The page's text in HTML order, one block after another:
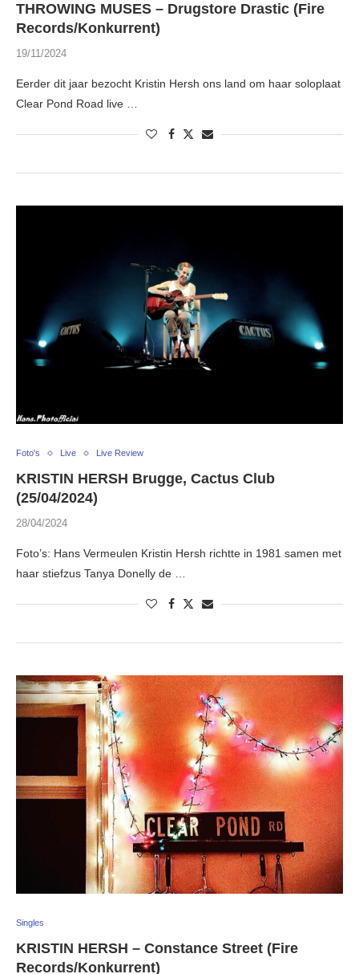
THROWING MUSES – Drugstore Drastic (Fire
Records/Konkurrent)
19/11/2024
Eerder dit jaar bezocht Kristin Hersh ons land om haar soloplaat
Clear Pond Road live …
Foto's Live Live Review
KRISTIN HERSH Brugge, Cactus Club
(25/04/2024)
28/04/2024
Foto’s: Hans Vermeulen Kristin Hersh richtte in 1981 samen met
haar stiefzus Tanya Donelly de …
Singles
KRISTIN HERSH – Constance Street (Fire
Records/Konkurrent)